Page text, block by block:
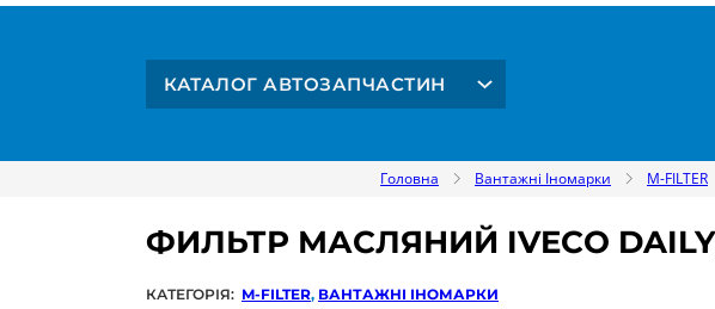
КАТАЛОГ АВТОЗАПЧАСТИН
Головна Вантажні Іномарки M-FILTER
ФИЛЬТР МАСЛЯНИЙ IVECO DAILY,
КАТЕГОРІЯ: M-FILTER, ВАНТАЖНІ ІНОМАРКИ